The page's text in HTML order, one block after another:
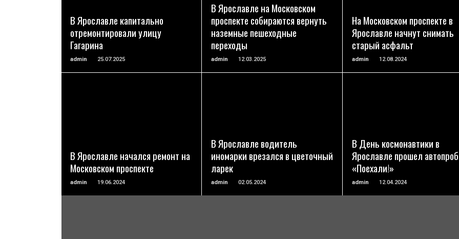
В Ярославле капитально
отремонтировали улицу
Гагарина
admin 25.07.2025
В Ярославле на Московском
проспекте собираются вернуть
наземные пешеходные
переходы
admin 12.03.2025
На Московском проспекте в
Ярославле начнут снимать
старый асфальт
admin 12.08.2024
В Ярославле начался ремонт на
Московском проспекте
admin 19.06.2024
В Ярославле водитель
иномарки врезался в цветочный
ларек
admin 02.05.2024
В День космонавтики в
Ярославле прошел
«Поехали!»
admin 12.04.2024